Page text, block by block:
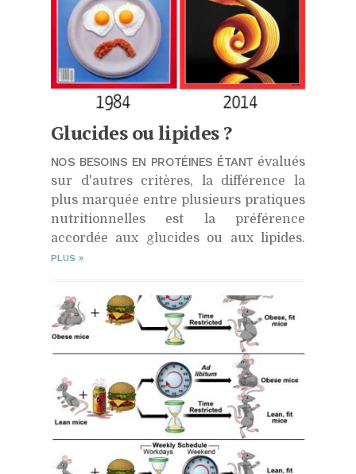
Glucides ou lipides ?
NOS BESOINS EN PROTÉINES ÉTANT évalués
sur d'autres critères, la différence la
plus marquée entre plusieurs pratiques
nutritionnelles est la préférence
accordée aux glucides ou aux lipides.
PLUS »